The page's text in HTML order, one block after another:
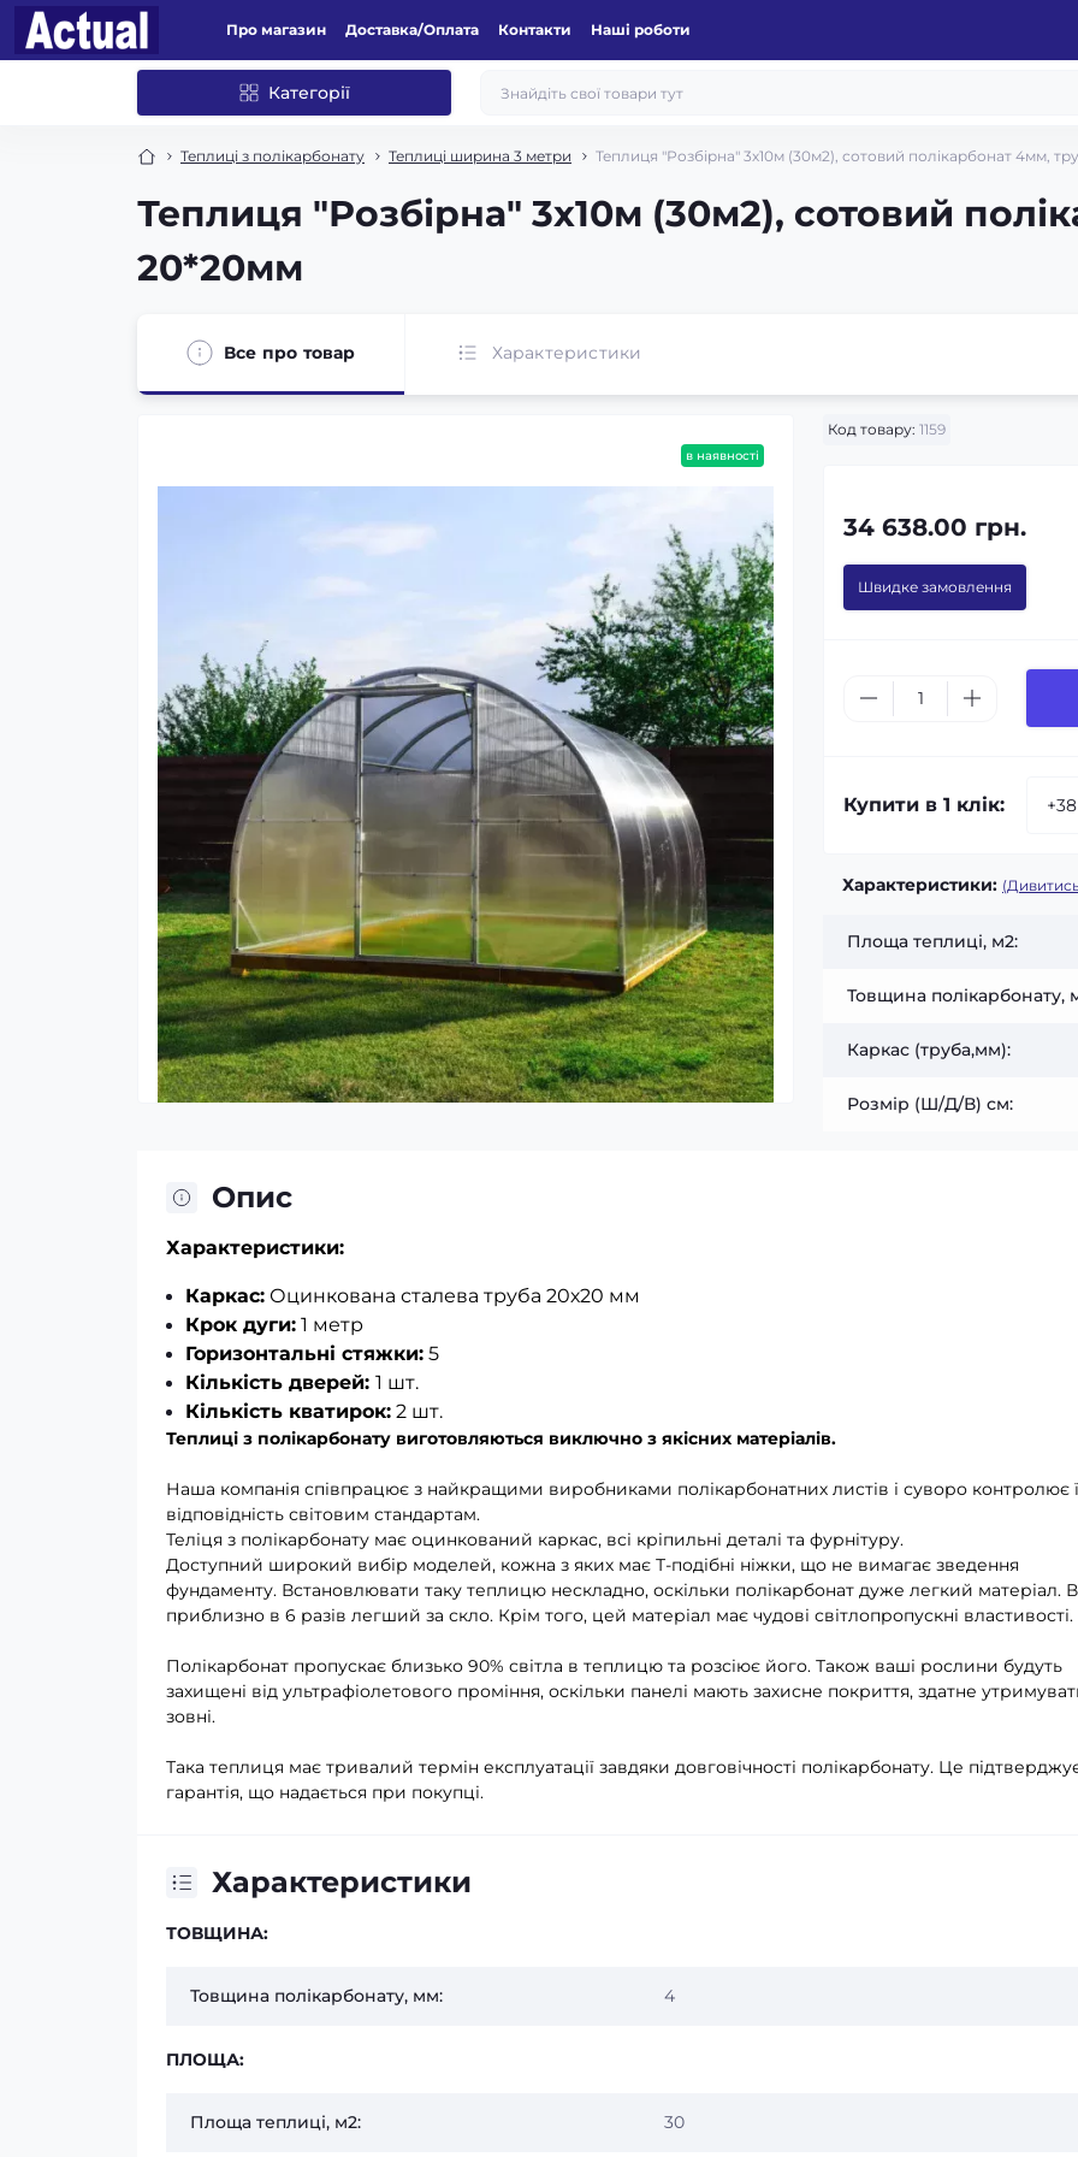
Про магазин Доставка/Оплата Контакти Наші роботи
Категорії
Теплиці з полікарбонату Теплиці ширина 3 метри Теплиця "Розбірна" 3х10м (30м2), сотовий полікарбонат 4мм,
Теплиця "Розбірна" 3х10м (30м2), сотовий
20*20мм
Все про товар Характеристики
в наявності
Код товару: 1159
34 638.00 грн.
Швидке замовлення
Купити в 1 клік:
Характеристики:
Площа теплиці, м2:
Товщина полікарбонату,
Каркас (труба,мм):
Розмір (Ш/Д/В) см:
Опис
Характеристики:
Каркас: Оцинкована сталева труба 20х20 мм
Крок дуги: 1 метр
Горизонтальні стяжки: 5
Кількість дверей: 1 шт.
Кількість кватирок: 2 шт.
Теплиці з полікарбонату виготовляються виключно з якісних матеріалів.
Наша компанія співпрацює з найкращими виробниками полікарбонатних листів і суворо контролює
відповідність світовим стандартам.
Теліця з полікарбонату має оцинкований каркас, всі кріпильні деталі та фурнітуру.
Доступний широкий вибір моделей, кожна з яких має Т-подібні ніжки, що не вимагає зведення
фундаменту. Встановлювати таку теплицю нескладно, оскільки полікарбонат дуже легкий матеріал.
приблизно в 6 разів легший за скло. Крім того, цей матеріал має чудові світлопропускні властивості.
Полікарбонат пропускає близько 90% світла в теплицю та розсіює його. Також ваші рослини будуть
захищені від ультрафіолетового проміння, оскільки панелі мають захисне покриття, здатне
зовні.
Така теплиця має тривалий термін експлуатації завдяки довговічності полікарбонату. Це
гарантія, що надається при покупці.
Характеристики
ТОВЩИНА:
Товщина полікарбонату, мм: 4
ПЛОЩА:
Площа теплиці, м2: 30